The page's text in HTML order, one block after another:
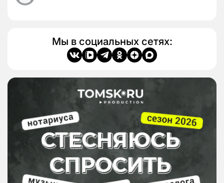
Мы в социальных сетях: